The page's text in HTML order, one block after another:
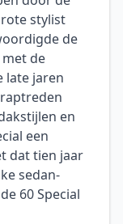
stylist
de
de
late jaren
en
een
dat tien jaar
sedan-
60 Special